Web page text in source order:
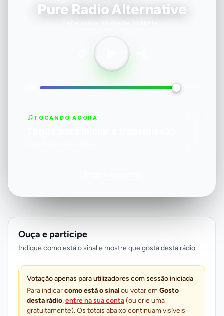
Pure Radio Alternative
TOCANDO AGORA
Ouça e participe
Indique como está o sinal e mostre que gosta desta rádio.
Votação apenas para utilizadores com sessão iniciada
Para indicarcomo está o sinalou votar emGosto
desta rádio,entre na sua conta(ou crie uma
gratuitamente). Os totais abaixo continuam visíveis